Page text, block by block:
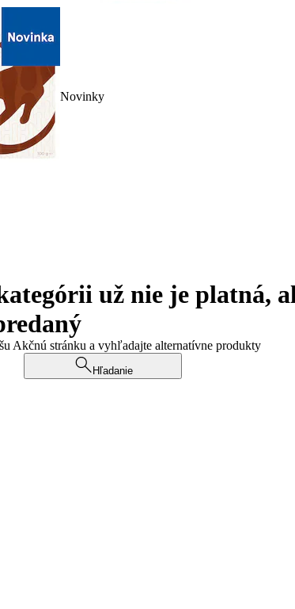
Novinky
už nie je platná,
Akčnú stránku a vyhľadajte alternatívne produkty
Hľadanie